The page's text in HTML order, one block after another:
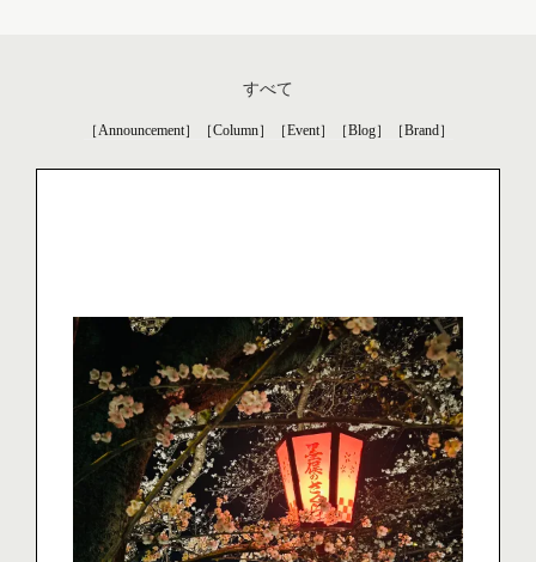
すべて
［Announcement］ ［Column］ ［Event］ ［Blog］ ［Brand］